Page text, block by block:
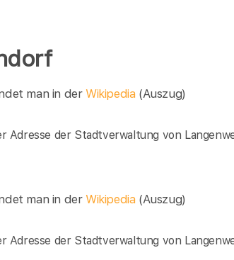
man in derWikipedia (Auszug)
Adresse der Stadtverwaltung von
man in derWikipedia (Auszug)
Adresse der Stadtverwaltung von